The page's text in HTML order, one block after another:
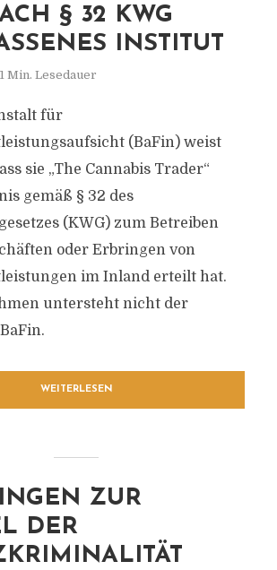
§ 32 KWG
INSTITUT
1 Min. Lesedauer
für
(BaFin) weist
sie „The Cannabis Trader“
gemäß § 32 des
(KWG) zum Betreiben
oder Erbringen von
im Inland erteilt hat.
untersteht nicht der
WEITERLESEN
ZUR
DER